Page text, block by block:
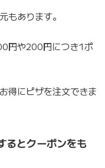
もあります。
円や200円につき1ポ
得にピザを注文できま
るとクーポンをも